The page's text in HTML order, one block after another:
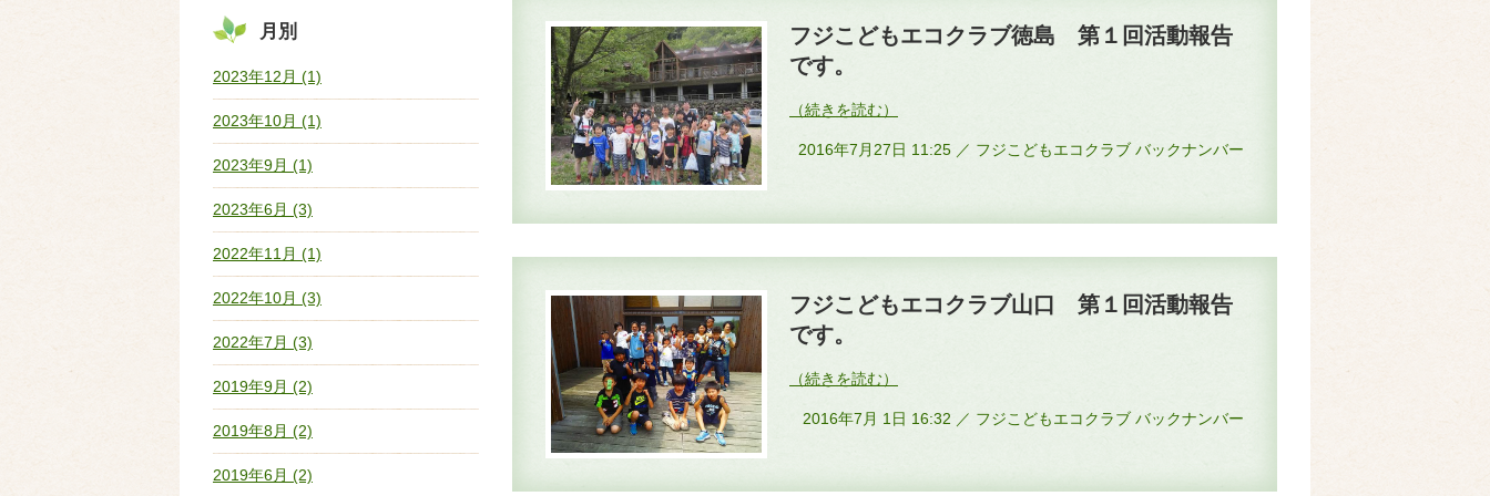
フジこどもエコクラブ徳島 第１回活動報告
です。
2016年7月27日 11:25 ／ フジこどもエコクラブ バックナンバー
フジこどもエコクラブ山口 第１回活動報告
です。
2016年7月 1日 16:32 ／ フジこどもエコクラブ バックナンバー
月別
2023年12月 (1)
2023年10月 (1)
2023年9月 (1)
2023年6月 (3)
2022年11月 (1)
2022年10月 (3)
2022年7月 (3)
2019年9月 (2)
2019年8月 (2)
2019年6月 (2)